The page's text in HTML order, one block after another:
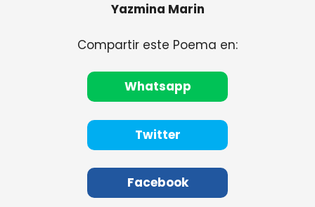
Yazmina Marin
Compartir este Poema en:
Whatsapp
Twitter
Facebook